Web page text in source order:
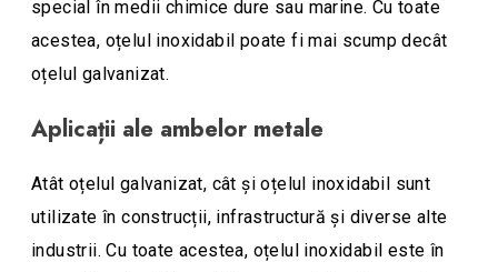
special în medii chimice dure sau marine. Cu toate
acestea, oțelul inoxidabil poate fi mai scump decât
oțelul galvanizat.
Aplicații ale ambelor metale
Atât oțelul galvanizat, cât și oțelul inoxidabil sunt
utilizate în construcții, infrastructură și diverse alte
industrii. Cu toate acestea, oțelul inoxidabil este în